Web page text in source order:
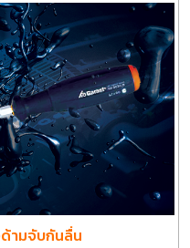
ามจับกันลื่น